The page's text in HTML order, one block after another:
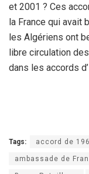
et 2001 ? Ces
la France qui avait
les Algériens ont
libre circulation
dans les accords
Tags: accord de
ambassade de